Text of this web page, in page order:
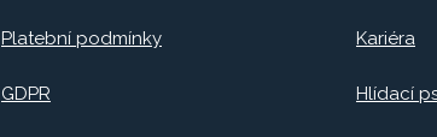
Platební podmínky
GDPR
Kariéra
Hlídací